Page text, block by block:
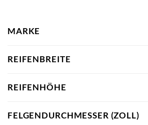
MARKE
REIFENBREITE
REIFENHÖHE
FELGENDURCHMESSER (ZOLL)